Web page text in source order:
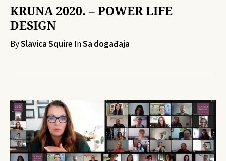
KRUNA 2020. – POWER LIFE
DESIGN
BySlavica Squire InSa događaja